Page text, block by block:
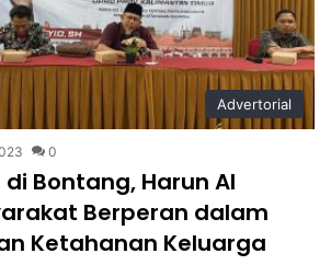
Advertorial
0
Bontang, Harun Al
Berperan dalam
Ketahanan Keluarga